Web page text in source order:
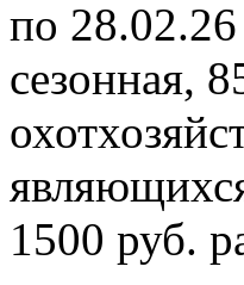
по
сезонная,
1500 руб.